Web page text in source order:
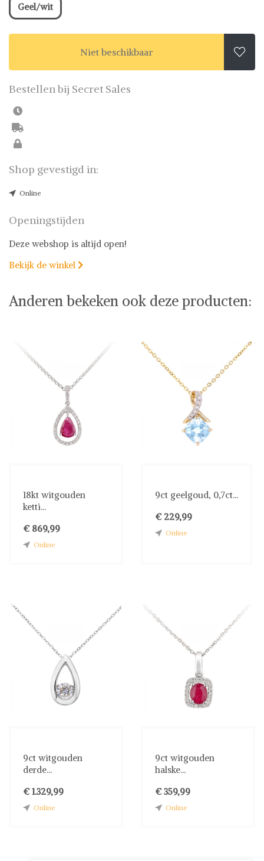
Geel/wit
Niet beschikbaar 
Bestellen bij Secret Sales
Shop gevestigd in:
Online
Openingstijden
Deze webshop is altijd open!
Bekijk de winkel 
Anderen bekeken ook deze producten:
18kt witgouden
ketti...
€ 869,99
Online
9ct geelgoud, 0,7ct...
€ 229,99
Online
9ct witgouden
derde...
€ 1.329,99
Online
9ct witgouden
halske...
€ 359,99
Online